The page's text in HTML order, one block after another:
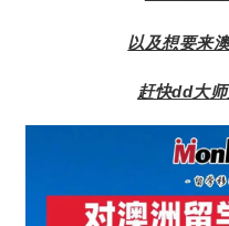
以及想要来
赶快dd大